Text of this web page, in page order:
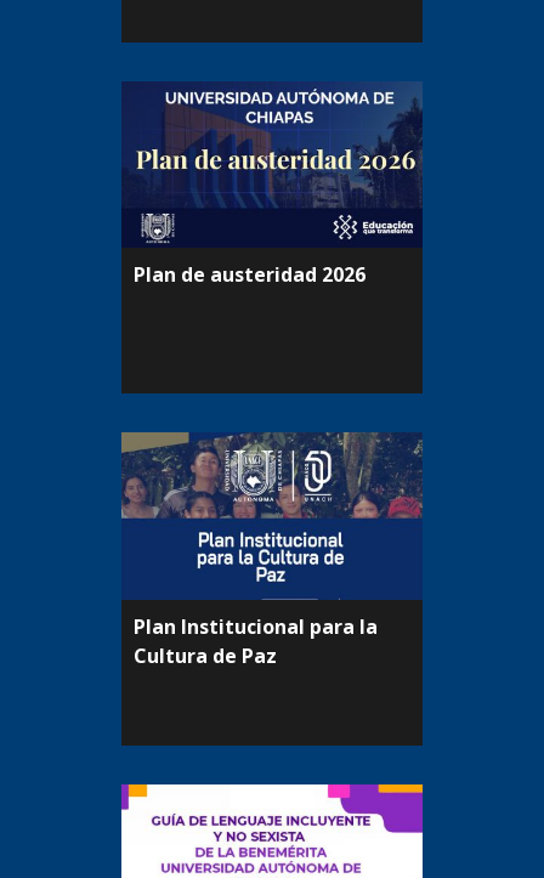
Plan de austeridad 2026
Plan Institucional para la
Cultura de Paz